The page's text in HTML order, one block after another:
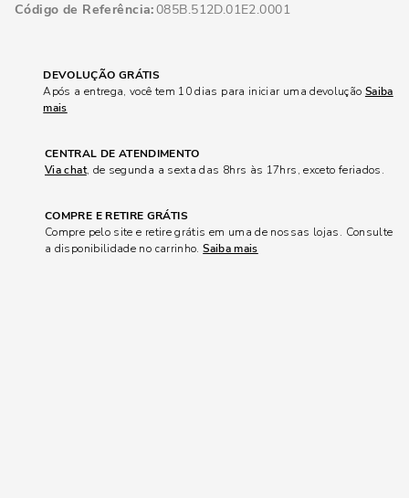
Código de Referência 085B.512D.01E2.0001
DEVOLUÇÃO GRÁTIS
Após a entrega, você tem 10 dias para iniciar uma devolução Saiba
mais
CENTRAL DE ATENDIMENTO
Via chat, de segunda a sexta das 8hrs às 17hrs, exceto feriados.
COMPRE E RETIRE GRÁTIS
Compre pelo site e retire grátis em uma de nossas lojas. Consulte
a disponibilidade no carrinho.Saiba mais